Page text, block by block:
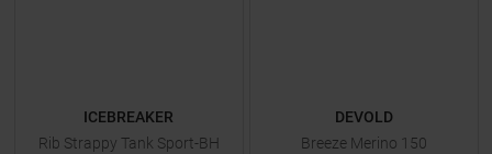
ICEBREAKER
Rib Strappy Tank Sport-BH
DEVOLD
Breeze Merino 150